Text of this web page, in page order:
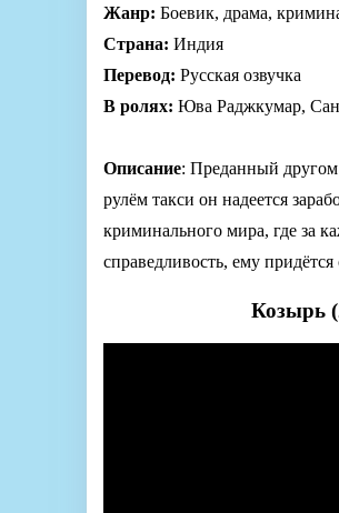
Жанр: Боевик, драма,
Страна: Индия
Перевод: Русская озвучка
В ролях: Юва Раджкумар,
Описание: Преданный
рулём такси он надеется
криминального мира, где за
справедливость, ему
Козырь